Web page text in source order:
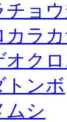
チョ
カラ
オク
トンボ
ムシ